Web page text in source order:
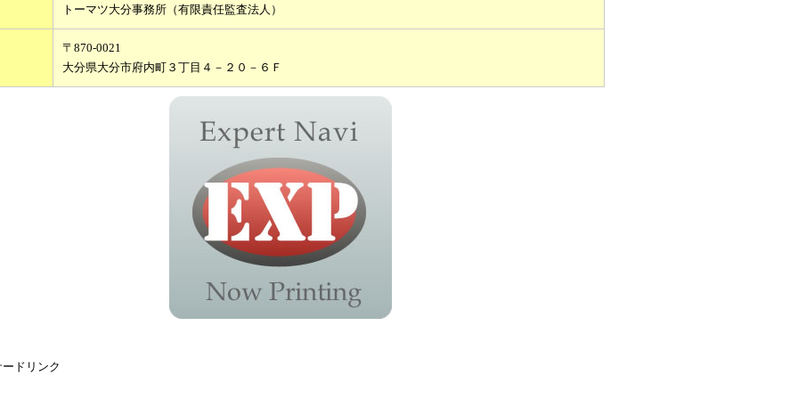
トーマツ大分事務所（有限責任監査法人）
〒870-0021
大分県大分市府内町３丁目４－２０－６Ｆ
ドリンク